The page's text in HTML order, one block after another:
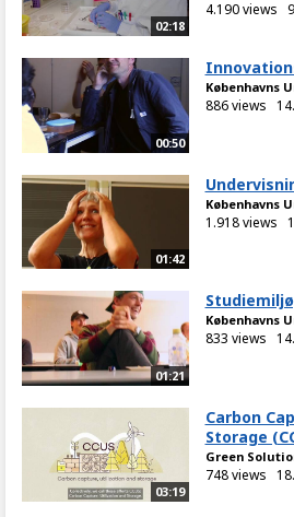
02:18
4.190 views
00:50
Københavns
886 views
01:42
Københavns
1.918 views
01:21
Københavns
833 views
03:19
Carbon
Storage
Green
748 views